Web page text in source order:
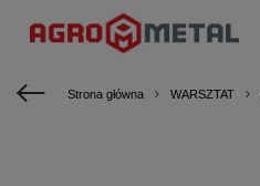
Strona główna WARSZTAT